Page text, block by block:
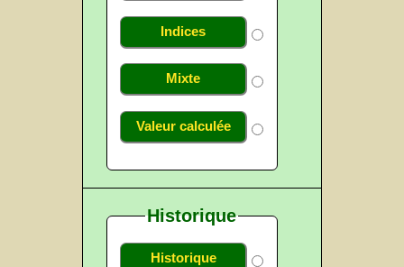
Indices
Mixte
Valeur calculée
Historique
Historique